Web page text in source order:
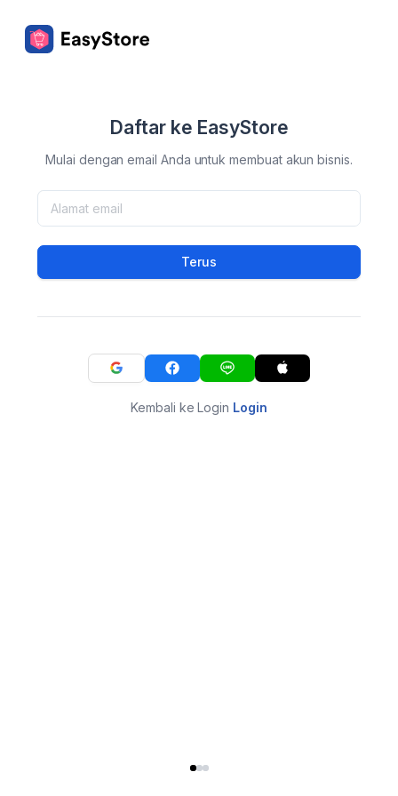
Daftar ke EasyStore
Mulai dengan email Anda untuk membuat akun bisnis.
Terus
Kembali ke Login Login